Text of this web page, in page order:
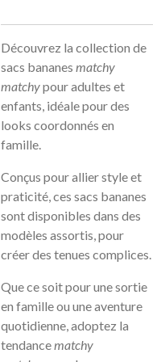
Découvrez la collection de
sacs bananes matchy
matchypour adultes et
enfants, idéale pour des
looks coordonnés en
famille.
Conçus pour allier style et
praticité, ces sacs bananes
sont disponibles dans des
modèles assortis, pour
créer des tenues complices.
Que ce soit pour une sortie
en famille ou une aventure
quotidienne, adoptez la
tendancematchy